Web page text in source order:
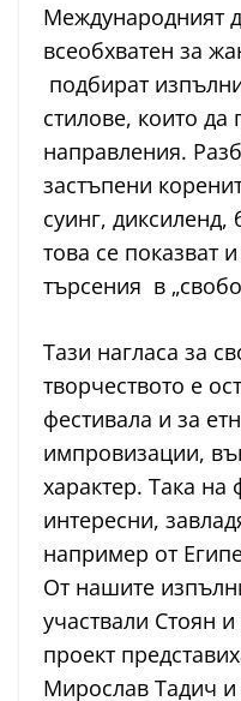
Международният
всеобхватен за
подбират
стилове, които да
направления.
застъпени
суинг,
това се показват
търсения в
Тази нагласа за
творчеството е
фестивала и за
импровизации,
характер. Така на
интересни,
например от
От нашите
участвали Стоян
проект
Мирослав Тадич и